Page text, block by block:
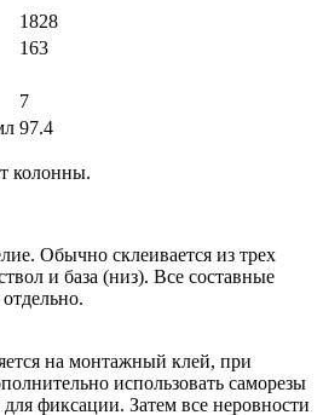
1828
163
7
97.4
колонны.
Обычно склеивается из трех
и база (низ). Все составные
на монтажный клей, при
использовать саморезы
фиксации. Затем все неровности